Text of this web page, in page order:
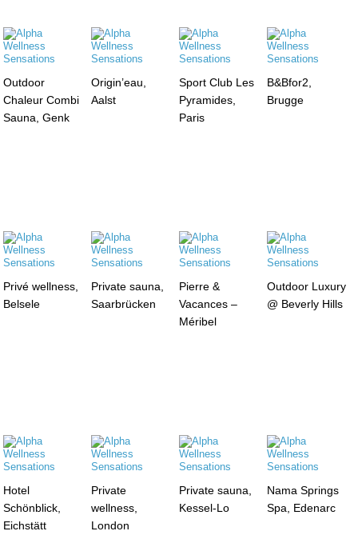
Outdoor
Chaleur Combi
Sauna, Genk
Origin’eau,
Aalst
Sport Club Les
Pyramides,
Paris
B&Bfor2,
Brugge
Privé wellness,
Belsele
Private sauna,
Saarbrücken
Pierre &
Vacances –
Méribel
Outdoor Luxury
@ Beverly Hills
Hotel
Schönblick,
Eichstätt
Private
wellness,
London
Private sauna,
Kessel-Lo
Nama Springs
Spa, Edenarc